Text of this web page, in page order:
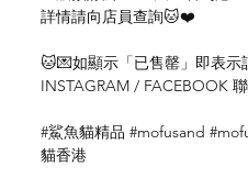
詳情請向店員查詢🐱❤️
🐱💌如顯示「已售罄」即表示
INSTAGRAM / FACEBOOK
#鯊魚貓精品 #mofusand
貓香港